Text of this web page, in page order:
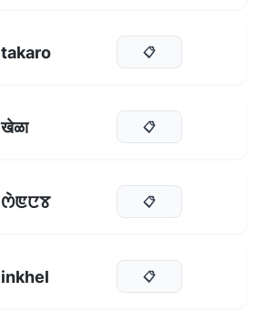
takaro 📋
खेळा 📋
ꯁꯥꯟꯅꯕ 📋
inkhel 📋